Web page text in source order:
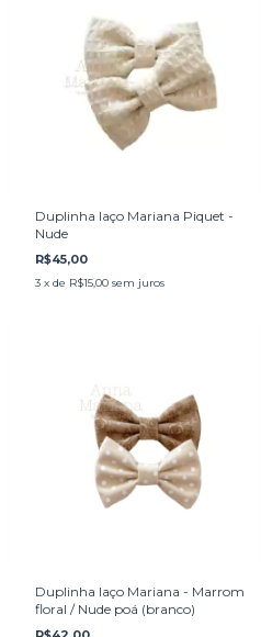
Duplinha laço Mariana Piquet -
Nude
R$45,00
3 x de R$15,00 sem juros
Duplinha laço Mariana - Marrom
floral / Nude poá (branco)